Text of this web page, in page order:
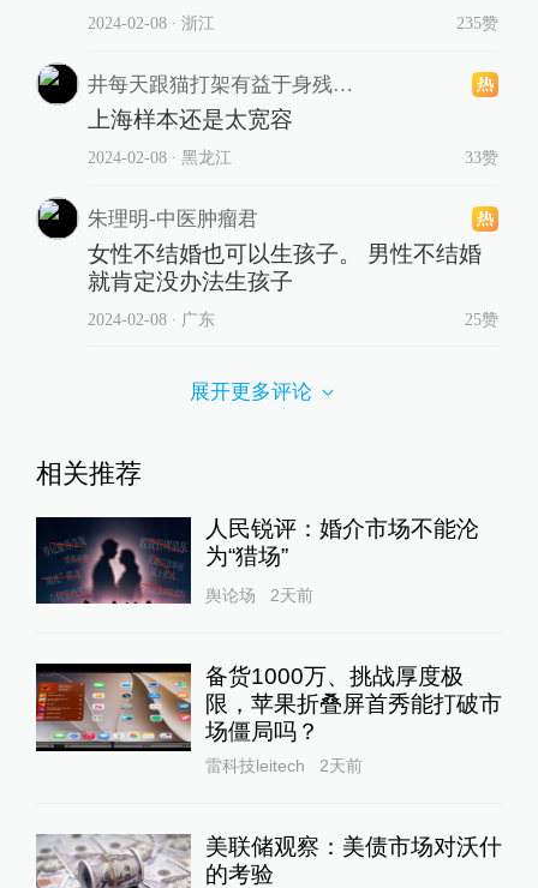
2024-02-08∙ 浙江 235赞
井每天跟猫打架有益于身残志坚井
上海样本还是太宽容
2024-02-08∙ 黑龙江 33赞
朱理明-中医肿瘤君
女性不结婚也可以生孩子。 男性不结婚
就肯定没办法生孩子
2024-02-08∙ 广东 25赞
展开更多评论
相关推荐
人民锐评：婚介市场不能沦
为“猎场”
舆论场 2天前
备货1000万、挑战厚度极
限，苹果折叠屏首秀能打破市
场僵局吗？
雷科技leitech 2天前
美联储观察：美债市场对沃什
的考验